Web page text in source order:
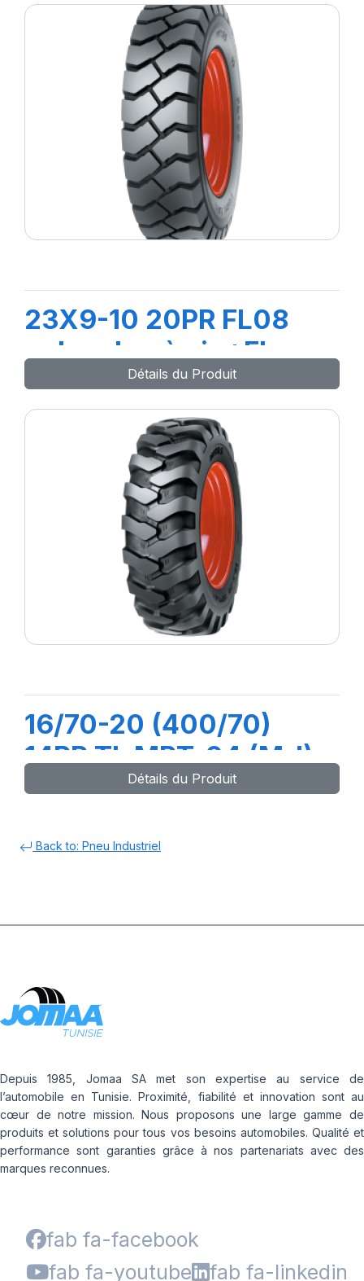
23X9-10 20PR FL08
+chambre à air +Flap
Détails du Produit
16/70-20 (400/70)
14PR TL MPT-04 (M-I)
Détails du Produit
Back to: Pneu Industriel
Depuis 1985, Jomaa SA met son expertise au service de
l’automobile en Tunisie. Proximité, fiabilité et innovation sont au
cœur de notre mission. Nous proposons une large gamme de
produits et solutions pour tous vos besoins automobiles. Qualité et
performance sont garanties grâce à nos partenariats avec des
marques reconnues.
fab fa-facebook
fab fa-youtube
fab fa-linkedin